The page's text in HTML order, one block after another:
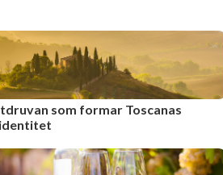
som formar Toscanas